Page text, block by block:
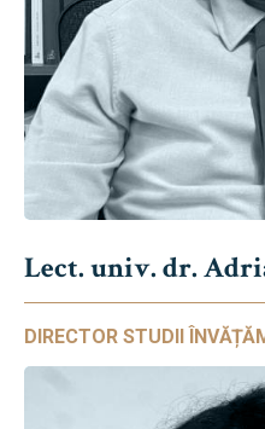
Lect. univ. dr.
DIRECTOR STUDII